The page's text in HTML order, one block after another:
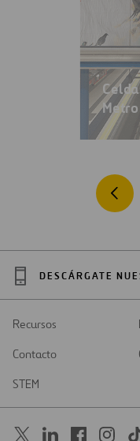
DESCÁRGATE
Recursos
Contacto
STEM